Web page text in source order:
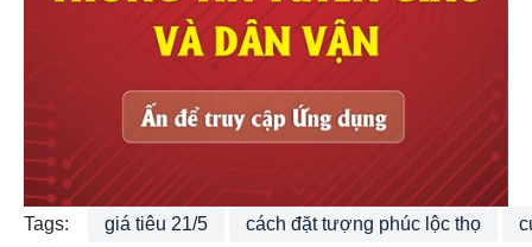
Tags: giá tiêu 21/5 cách đặt tượng phúc lộc thọ